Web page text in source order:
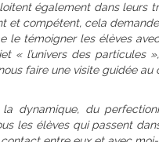
également dans leurs
et compétent, cela
le témoigner les élèves
« l’univers des particules
faire une visite guidée
dynamique, du
les élèves qui passent